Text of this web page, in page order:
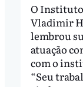
O Instituto
Vladimir
lembrou
atuação
com o
“Seu